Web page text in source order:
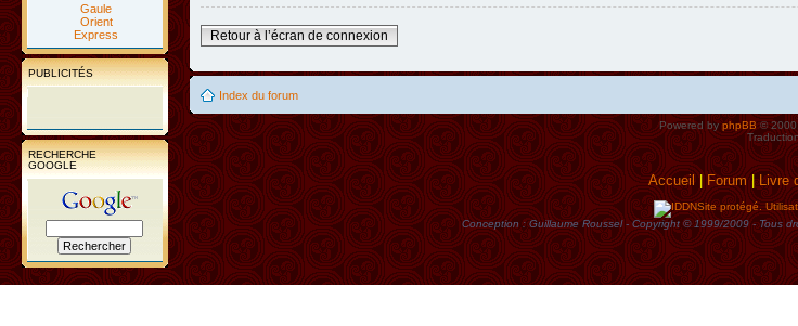
Gaule
Orient
Express
PUBLICITÉS
RECHERCHE
GOOGLE
Retour à l’écran de connexion
Index du forum
Powered byphpBB©
Accueil|Forum|Livre
Site protégé.
Conception : Guillaume Roussel - Copyright © 1999/2009 - Tous